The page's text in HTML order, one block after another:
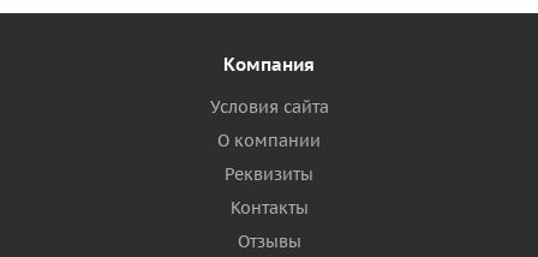
Компания
Условия сайта
О компании
Реквизиты
Контакты
Отзывы